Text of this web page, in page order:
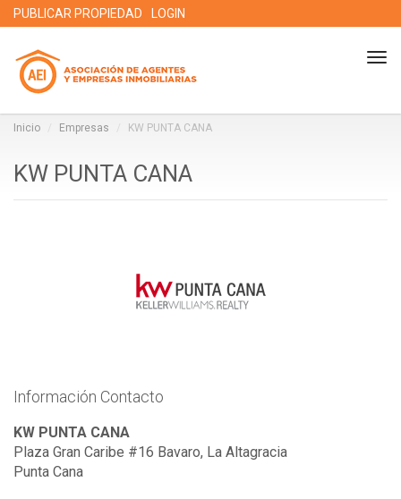
PUBLICAR PROPIEDAD LOGIN
Inicio Empresas KW PUNTA CANA
KW PUNTA CANA
Información Contacto
KW PUNTA CANA
Plaza Gran Caribe #16 Bavaro, La Altagracia
Punta Cana